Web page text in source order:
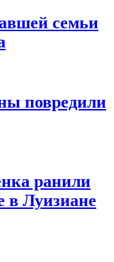
семьи
повредили
ранили
в Луизиане